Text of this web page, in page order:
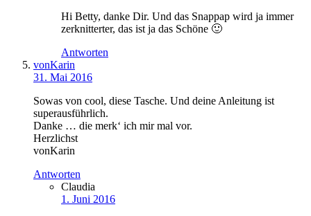
Hi Betty, danke Dir. Und das Snappap wird ja immer
zerknitterter, das ist ja das Schöne 🙂
Antworten
vonKarin
31. Mai 2016
Sowas von cool, diese Tasche. Und deine Anleitung ist
superausführlich.
Danke … die merk‘ ich mir mal vor.
Herzlichst
vonKarin
Antworten
Claudia
1. Juni 2016